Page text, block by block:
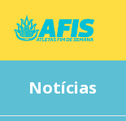
Notícias